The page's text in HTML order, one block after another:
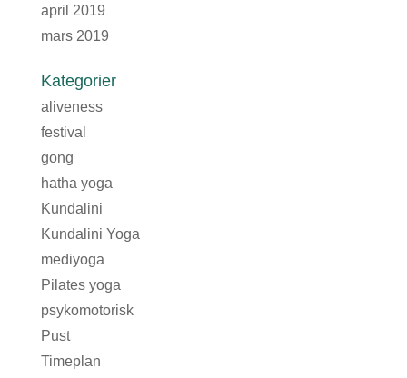
april 2019
mars 2019
Kategorier
aliveness
festival
gong
hatha yoga
Kundalini
Kundalini Yoga
mediyoga
Pilates yoga
psykomotorisk
Pust
Timeplan